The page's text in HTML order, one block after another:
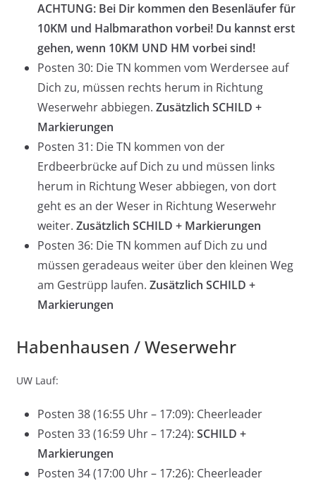
ACHTUNG: Bei Dir kommen den Besenläufer für
10KM und Halbmarathon vorbei! Du kannst erst
gehen, wenn 10KM UND HM vorbei sind!
Posten 30: Die TN kommen vom Werdersee auf
Dich zu, müssen rechts herum in Richtung
Weserwehr abbiegen. Zusätzlich SCHILD +
Markierungen
Posten 31: Die TN kommen von der
Erdbeerbrücke auf Dich zu und müssen links
herum in Richtung Weser abbiegen, von dort
geht es an der Weser in Richtung Weserwehr
weiter. Zusätzlich SCHILD + Markierungen
Posten 36: Die TN kommen auf Dich zu und
müssen geradeaus weiter über den kleinen Weg
am Gestrüpp laufen. Zusätzlich SCHILD +
Markierungen
Habenhausen / Weserwehr
UW Lauf:
Posten 38 (16:55 Uhr – 17:09): Cheerleader
Posten 33 (16:59 Uhr – 17:24): SCHILD +
Markierungen
Posten 34 (17:00 Uhr – 17:26): Cheerleader